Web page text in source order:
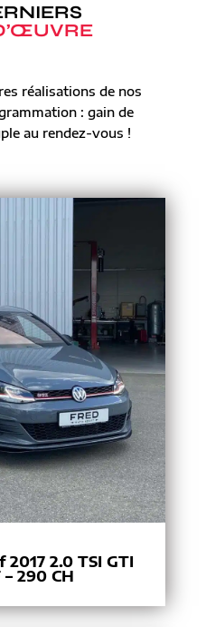
réalisations de nos
: gain de
au rendez-vous !
2.0 TSI GTI
– 290 CH